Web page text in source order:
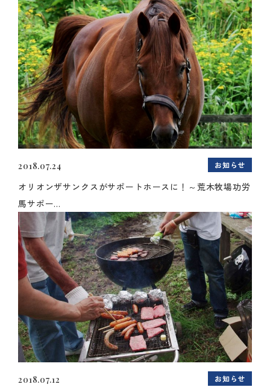
2018.07.24 お知らせ
オリオンザサンクスがサポートホースに！～荒木牧場功労
馬サポー...
2018.07.12 お知らせ